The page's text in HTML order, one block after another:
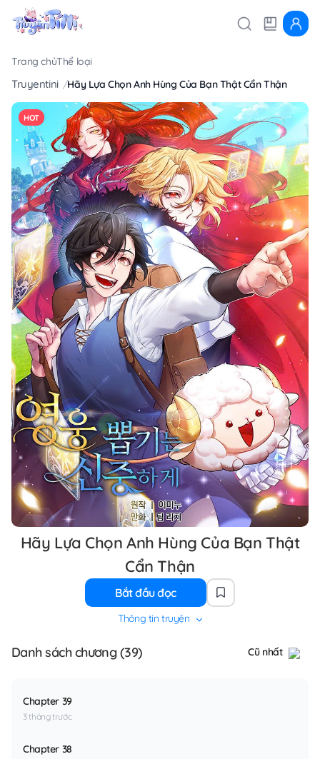
Trang chủThể loại
Truyentini Hãy Lựa Chọn Anh Hùng Của Bạn Thật Cẩn Thận
HOT
Hãy Lựa Chọn Anh Hùng Của Bạn Thật
Cẩn Thận
Bắt đầu đọc
Thông tin truyện
Danh sách chương (39) Cũ nhất
Chapter 39
3 tháng trước
Chapter 38